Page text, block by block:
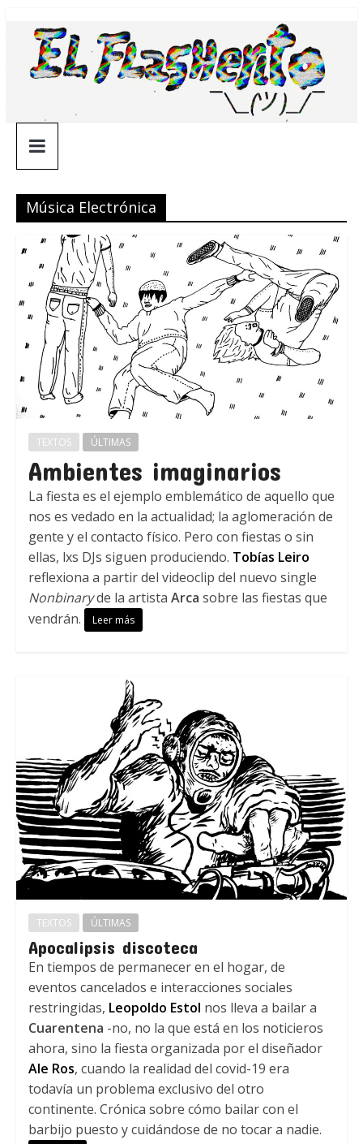
contenido
¯\_(ツ)_/
¯
Música Electrónica
TEXTOS ÚLTIMAS
Ambientes imaginarios
La fiesta es el ejemplo emblemático de aquello que
nos es vedado en la actualidad; la aglomeración de
gente y el contacto físico. Pero con fiestas o sin
ellas, lxs DJs siguen produciendo. Tobías Leiro
reflexiona a partir del videoclip del nuevo single
Nonbinaryde la artista Arca sobre las fiestas que
vendrán.
Leer más
TEXTOS ÚLTIMAS
Apocalipsis discoteca
En tiempos de permanecer en el hogar, de
eventos cancelados e interacciones sociales
restringidas, Leopoldo Estol nos lleva a bailar a
Cuarentena -no, no la que está en los noticieros
ahora, sino la fiesta organizada por el diseñador
Ale Ros, cuando la realidad del covid-19 era
todavía un problema exclusivo del otro
continente. Crónica sobre cómo bailar con el
barbijo puesto y cuidándose de no tocar a nadie.